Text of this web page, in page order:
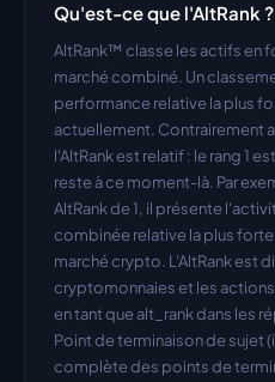
Qu'est-ce que l'AltRank ?
AltRank™ classe les actifs en
marché combiné. Un
performance relative la plus
actuellement. Contrairement
l'AltRank est relatif : le rang 1
reste à ce moment-là. Par
AltRank de 1, il présente
combinée relative la plus
marché crypto. L'AltRank est
cryptomonnaies et les
en tant que alt_rank dans les
Point de terminaison de sujet
complète des points de